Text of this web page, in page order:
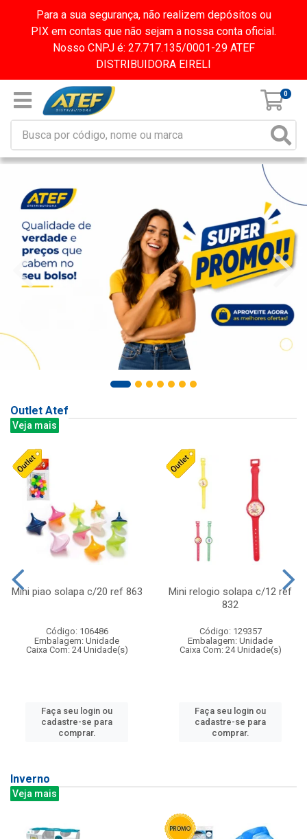
Para a sua segurança, não realizem depósitos ou
PIX em contas que não sejam a nossa conta oficial.
Nosso CNPJ é: 27.717.135/0001-29 ATEF
DISTRIBUIDORA EIRELI
0
Outlet Atef
Veja mais
Mini piao solapa c/20 ref 863
Código: 106486
Embalagem: Unidade
Caixa Com: 24 Unidade(s)
Faça seu login ou
cadastre-se para
comprar.
Mini relogio solapa c/12 ref
832
Código: 129357
Embalagem: Unidade
Caixa Com: 24 Unidade(s)
Faça seu login ou
cadastre-se para
comprar.
Inverno
Veja mais